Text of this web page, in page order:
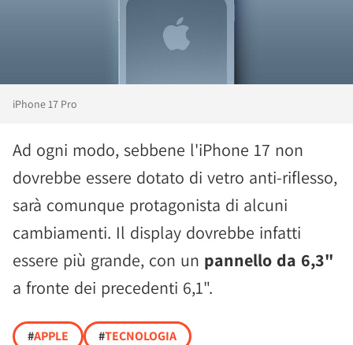
iPhone 17 Pro
Ad ogni modo, sebbene l'iPhone 17 non
dovrebbe essere dotato di vetro anti-riflesso,
sarà comunque protagonista di alcuni
cambiamenti. Il display dovrebbe infatti
essere più grande, con un pannello da 6,3"
a fronte dei precedenti 6,1".
#APPLE #TECNOLOGIA